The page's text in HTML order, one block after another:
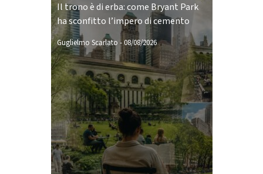
Il trono è di erba: come Bryant Park
ha sconfitto l’impero di cemento
Guglielmo Scarlato -08/08/2026